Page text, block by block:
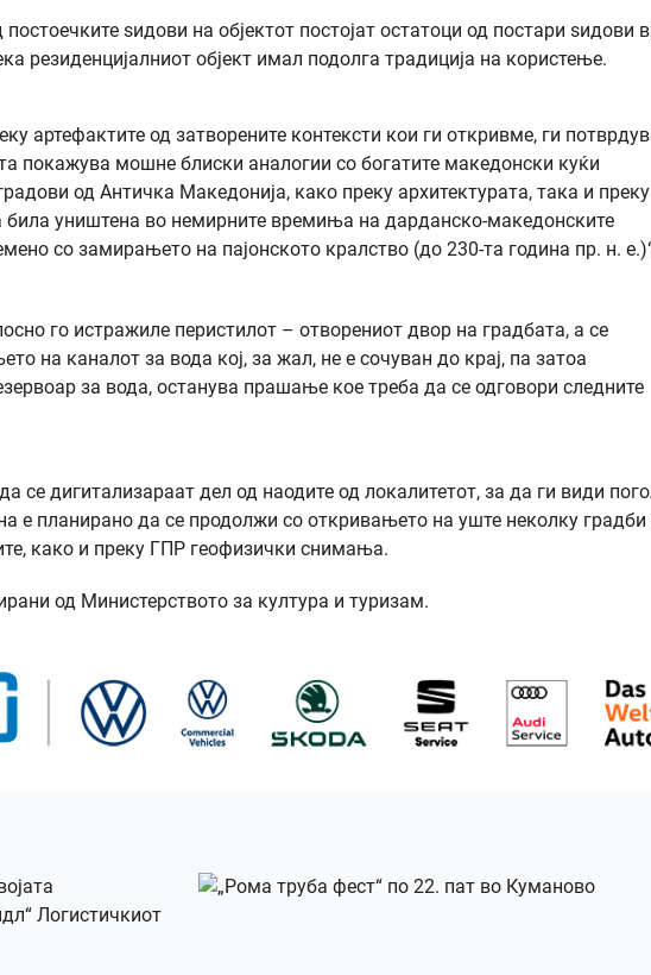
ѕидови на објектот постојат остатоци од постари ѕидови
резиденцијалниот објект имал подолга традиција на користење.
артефактите од затворените контексти кои ги откривме, ги
покажува мошне блиски аналогии со богатите македонски куќи
од Античка Македонија, како преку архитектурата, така и преку
уништена во немирните времиња на дарданско-македонските
со замирањето на пајонското кралство (до 230-та година пр. н.
го истражиле перистилот – отворениот двор на градбата, а се
на каналот за вода кој, за жал, не е сочуван до крај, па затоа
за вода, останува прашање кое треба да се одговори следните
се дигитализараат дел од наодите од локалитетот, за да ги види
е планирано да се продолжи со откривањето на уште неколку градби
како и преку ГПР геофизички снимања.
од Министерството за култура и туризам.